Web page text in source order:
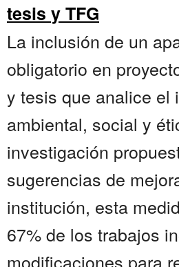
tesis y TFG
La inclusión de un
obligatorio en
y tesis que analice el
ambiental, social y
investigación
sugerencias de
institución, esta
67% de los trabajos
modificaciones para